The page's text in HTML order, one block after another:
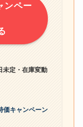
ンペー
未定・在庫変動
価キャンペーン